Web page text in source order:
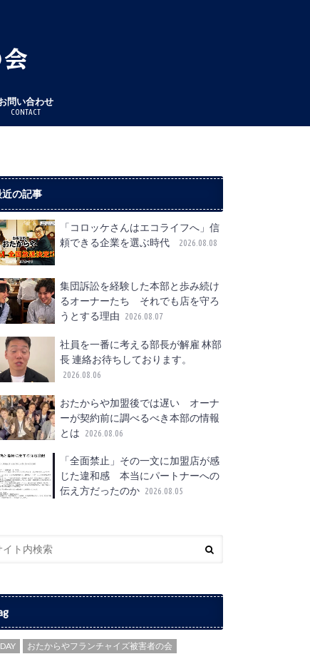
問い合わせ
CONTACT
近の記事
「コロッケさんはエコライフへ」信
頼できる企業を選ぶ時代
2026.08.08
集団訴訟を経験した本部と歩み続け
るオーナーたち それでも店を守ろ
うとする理由
2026.08.07
社員を一番に考える部長が解雇 林部
長 連絡お待ちしております。
2026.08.06
おたからや加盟後では遅い オーナ
ーが契約前に調べるべき本部の情報
とは
2026.08.06
「全面禁止」その一文に加盟店が感
じた違和感 本当にパートナーへの
伝え方だったのか 2026.08.05
おたからやフランチャイズ被害者の会